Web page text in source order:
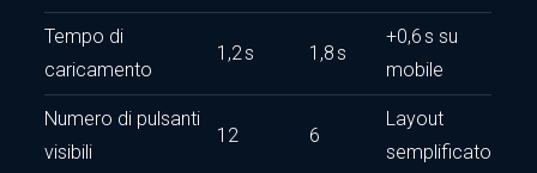
Tempo di
caricamento
1,2 s 1,8 s
+0,6 s su
mobile
Numero di pulsanti
visibili
12 6
Layout
semplificato